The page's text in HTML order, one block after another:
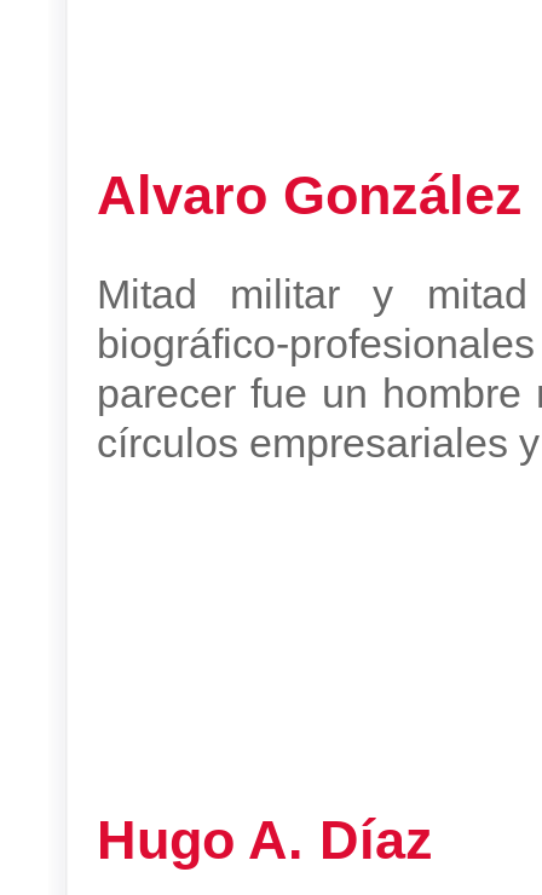
Alvaro González
Mitad militar y
biográfico-
parecer fue un
círculos empresariales
Hugo A. Díaz